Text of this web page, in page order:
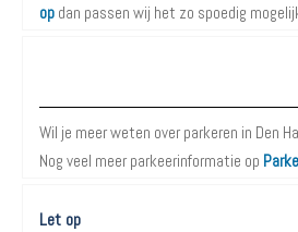
op dan passen wij het zo spoedig
Wil je meer weten over parkeren in Den
Nog veel meer parkeerinformatie op
Let op